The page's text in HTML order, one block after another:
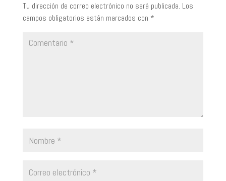
Tu dirección de correo electrónico no será publicada. Los
campos obligatorios están marcados con *